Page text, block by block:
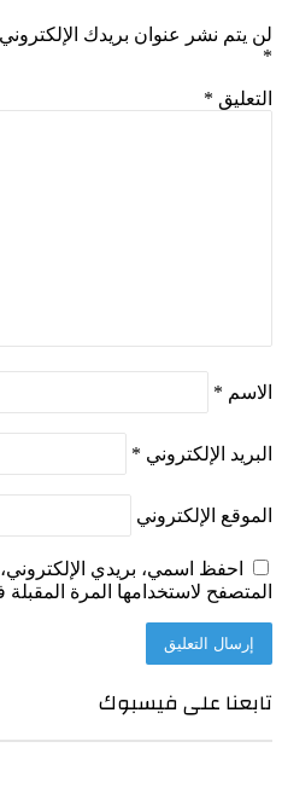
لن يتم نشر عنوان بريدك الإلكتروني.
*
التعليق *
الاسم *
البريد الإلكتروني *
الموقع الإلكتروني
احفظ اسمي، بريدي
المتصفح لاستخدامها المرة المقبلة
تابعنا على فيسبوك